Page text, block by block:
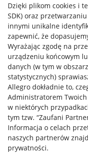
Dzięki plikom cookies i
SDK) oraz
innymi unikalne
zapewnić, że
Wyrażając zgodę na
urządzeniu końcowym
danych (w tym w
statystycznych)
Allegro dokładnie to,
Administratorem
w niektórych
tym tzw. “Zaufani
Informacja o celach
naszych partnerów
prywatności.
Przydatne informacje
Jak to działa
Napisz do nas